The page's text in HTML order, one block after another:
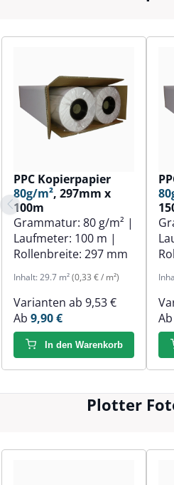
PPC Kopierpapier
80g/m², 297mm x
100m
Grammatur: 80 g/m² |
Laufmeter: 100 m |
Rollenbreite: 297 mm
Inhalt: 29.7 m²(0,33 € / m²)
Varianten ab 9,53 €
Ab 9,90 €
In den Warenkorb
Ab
Plotter